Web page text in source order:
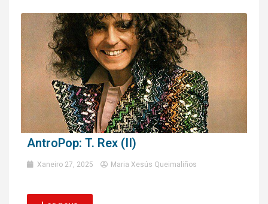
AntroPop: T. Rex (II)
Xaneiro 27, 2025 Maria Xesús Queimaliños